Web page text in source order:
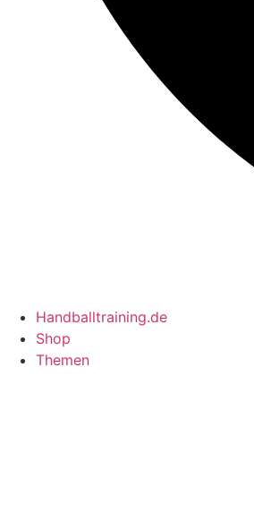
Handballtraining.de
Shop
Themen